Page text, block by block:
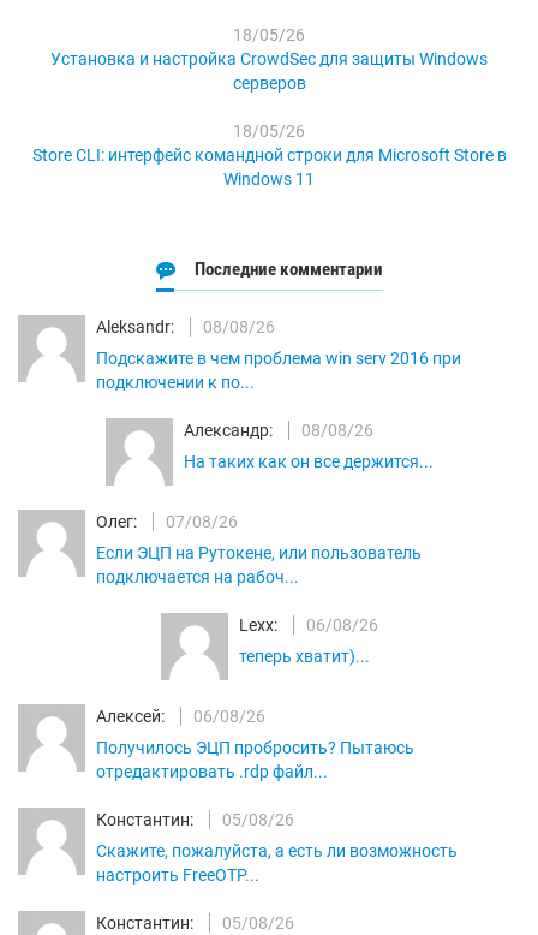
18/05/26
Установка и настройка CrowdSec для защиты Windows
серверов
18/05/26
Store CLI: интерфейс командной строки для Microsoft Store в
Windows 11
Последние комментарии
Aleksandr:
08/08/26
Подскажите в чем проблема win serv 2016 при
подключении к по...
Александр:
08/08/26
На таких как он все держится...
Олег:
07/08/26
Если ЭЦП на Рутокене, или пользователь
подключается на рабоч...
Lexx:
06/08/26
теперь хватит)...
Алексей:
06/08/26
Получилось ЭЦП пробросить? Пытаюсь
отредактировать .rdp файл...
Константин:
05/08/26
Скажите, пожалуйста, а есть ли возможность
настроить FreeOTP...
Константин:
05/08/26